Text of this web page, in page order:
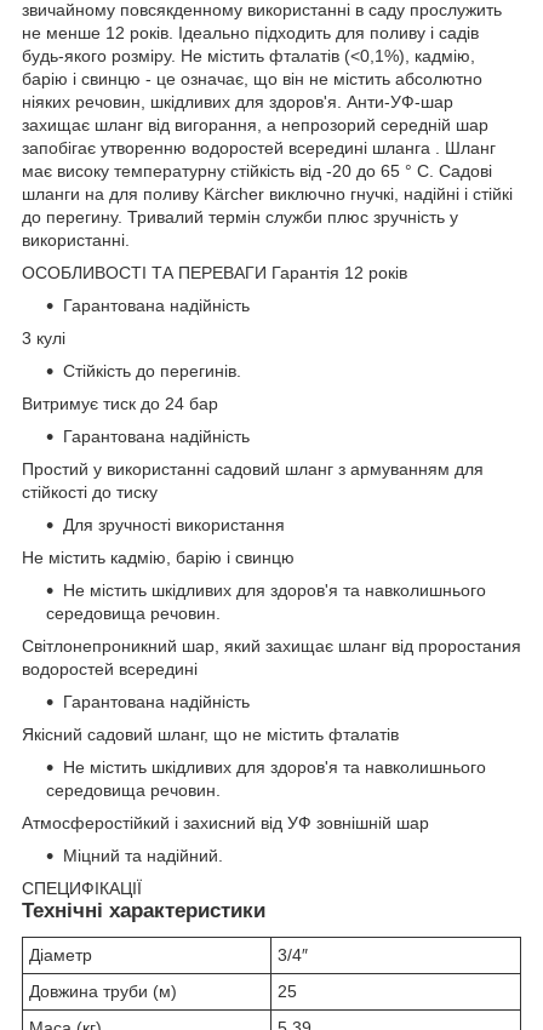
звичайному повсякденному використанні в саду прослужить
не менше 12 років. Ідеально підходить для поливу і садів
будь-якого розміру. Не містить фталатів (<0,1%), кадмію,
барію і свинцю - це означає, що він не містить абсолютно
ніяких речовин, шкідливих для здоров'я. Анти-УФ-шар
захищає шланг від вигорання, а непрозорий середній шар
запобігає утворенню водоростей всередині шланга . Шланг
має високу температурну стійкість від -20 до 65 ° C. Садові
шланги на для поливу Kärcher виключно гнучкі, надійні і стійкі
до перегину. Тривалий термін служби плюс зручність у
використанні.
ОСОБЛИВОСТІ ТА ПЕРЕВАГИ Гарантія 12 років
Гарантована надійність
3 кулі
Стійкість до перегинів.
Витримує тиск до 24 бар
Гарантована надійність
Простий у використанні садовий шланг з армуванням для
стійкості до тиску
Для зручності використання
Не містить кадмію, барію і свинцю
Не містить шкідливих для здоров'я та навколишнього
середовища речовин.
Світлонепроникний шар, який захищає шланг від проростания
водоростей всередині
Гарантована надійність
Якісний садовий шланг, що не містить фталатів
Не містить шкідливих для здоров'я та навколишнього
середовища речовин.
Атмосферостійкий і захисний від УФ зовнішній шар
Міцний та надійний.
СПЕЦИФІКАЦІЇ
Технічні характеристики
Діаметр
3/4″
Довжина труби (м)
25